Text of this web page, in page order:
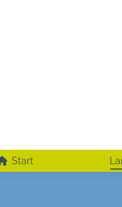
Start